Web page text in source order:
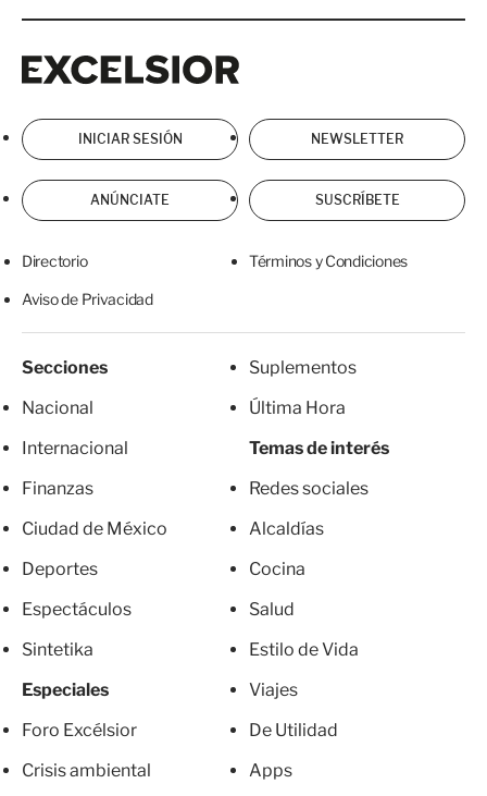
INICIAR SESIÓN NEWSLETTER
ANÚNCIATE SUSCRÍBETE
Directorio Términos y Condiciones
Aviso de Privacidad
Secciones
Nacional
Internacional
Finanzas
Ciudad de México
Deportes
Espectáculos
Sintetika
Especiales
Foro Excélsior
Crisis ambiental
Suplementos
Última Hora
Temas de interés
Redes sociales
Alcaldías
Cocina
Salud
Estilo de Vida
Viajes
De Utilidad
Apps